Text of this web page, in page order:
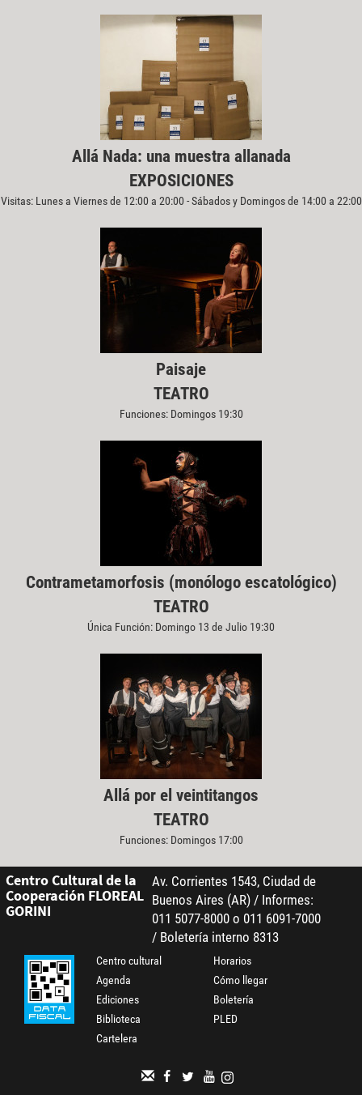
Allá Nada: una muestra allanada
EXPOSICIONES
Visitas: Lunes a Viernes de 12:00 a 20:00 - Sábados y Domingos de 14:00 a 22:00
Paisaje
TEATRO
Funciones: Domingos 19:30
Contrametamorfosis (monólogo escatológico)
TEATRO
Única Función: Domingo 13 de Julio 19:30
Allá por el veintitangos
TEATRO
Funciones: Domingos 17:00
Centro Cultural de la
Cooperación FLOREAL
GORINI
Av. Corrientes 1543, Ciudad de
Buenos Aires (AR) / Informes:
011 5077-8000 o 011 6091-7000
/ Boletería interno 8313
Centro cultural
Agenda
Ediciones
Biblioteca
Cartelera
Horarios
Cómo llegar
Boletería
PLED